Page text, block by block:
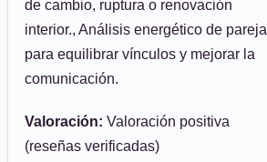
de cambio, ruptura o renovación
interior., Análisis energético de pareja
para equilibrar vínculos y mejorar la
comunicación.
Valoración: Valoración positiva
(reseñas verificadas)